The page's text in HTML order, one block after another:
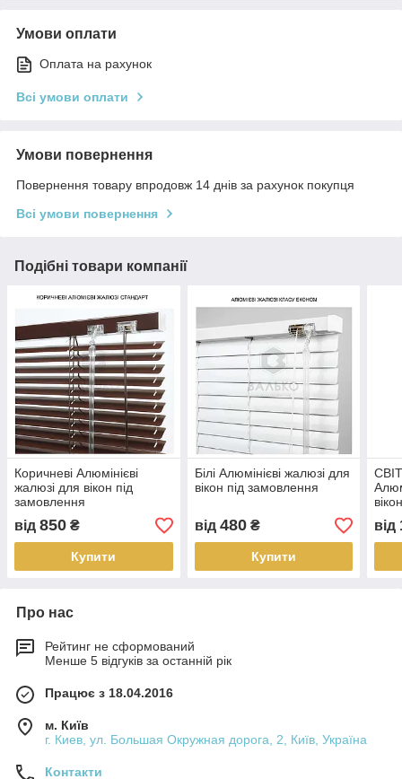
Умови оплати
Оплата на рахунок
Всі умови оплати
Умови повернення
Повернення товару впродовж 14 днів за рахунок покупця
Всі умови повернення
Подібні товари компанії
Коричневі Алюмінієві
жалюзі для вікон під
замовлення
від 850 ₴
Купити
Білі Алюмінієві жалюзі для
вікон під замовлення
від 480₴
Купити
від
Про нас
Рейтинг не сформований
Менше 5 відгуків за останній рік
Працює з 18.04.2016
м. Київ
г. Киев, ул. Большая Окружная дорога, 2, Київ, Україна
Контакти